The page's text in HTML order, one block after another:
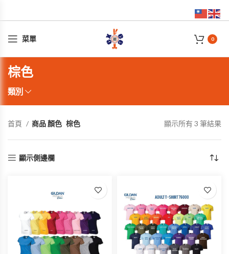
菜單 0
棕色
類別
首頁 商品 顏色 棕色 顯示所有 3 筆結果
顯示側邊欄